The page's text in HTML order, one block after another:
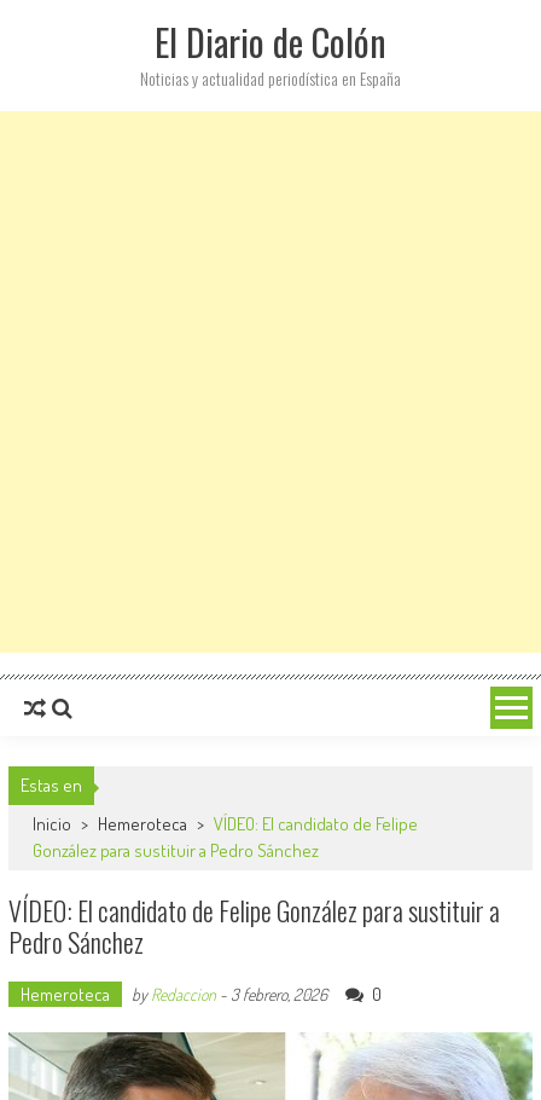
El Diario de Colón
Noticias y actualidad periodística en España
Estas en
Inicio > Hemeroteca > VÍDEO: El candidato de Felipe
González para sustituir a Pedro Sánchez
VÍDEO: El candidato de Felipe González para sustituir a
Pedro Sánchez
Hemeroteca byRedaccion- 3 febrero, 2026 0